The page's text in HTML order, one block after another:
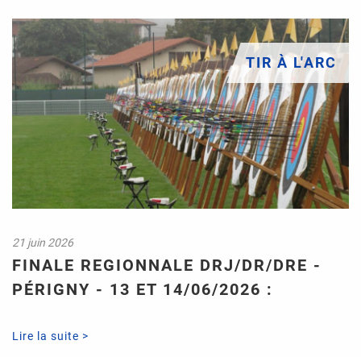
TIR À L'ARC
21 juin 2026
FINALE REGIONNALE DRJ/DR/DRE -
PÉRIGNY - 13 ET 14/06/2026 :
Lire la suite >